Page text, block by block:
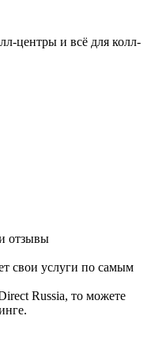
центры и всё для колл-
отзывы
свои услуги по самым
Russia, то можете